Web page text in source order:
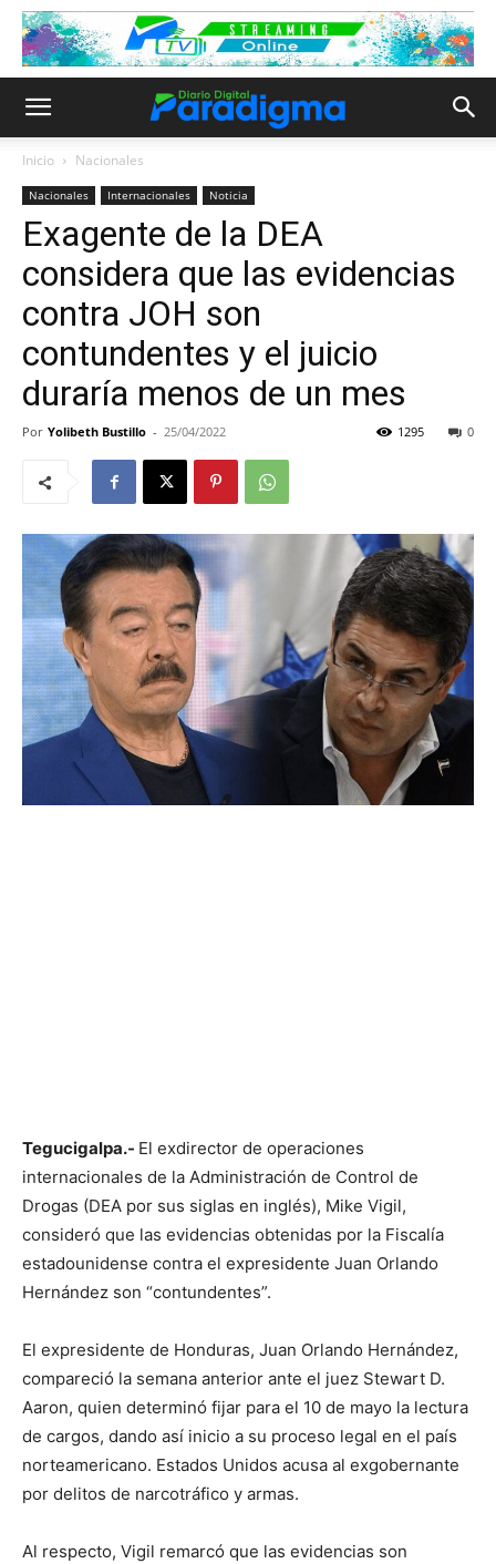
Inicio Nacionales
Nacionales Internacionales Noticia
Exagente de la DEA
considera que las evidencias
contra JOH son
contundentes y el juicio
duraría menos de un mes
Por Yolibeth Bustillo - 25/04/2022 0
1295
Tegucigalpa.- El exdirector de operaciones
internacionales de la Administración de Control de
Drogas (DEA por sus siglas en inglés), Mike Vigil,
consideró que las evidencias obtenidas por la Fiscalía
estadounidense contra el expresidente Juan Orlando
Hernández son “contundentes”.
El expresidente de Honduras, Juan Orlando Hernández,
compareció la semana anterior ante el juez Stewart D.
Aaron, quien determinó fijar para el 10 de mayo la lectura
de cargos, dando así inicio a su proceso legal en el país
norteamericano. Estados Unidos acusa al exgobernante
por delitos de narcotráfico y armas.
Al respecto, Vigil remarcó que las evidencias son